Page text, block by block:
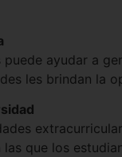
puede ayudar a
les brindan la
las que los